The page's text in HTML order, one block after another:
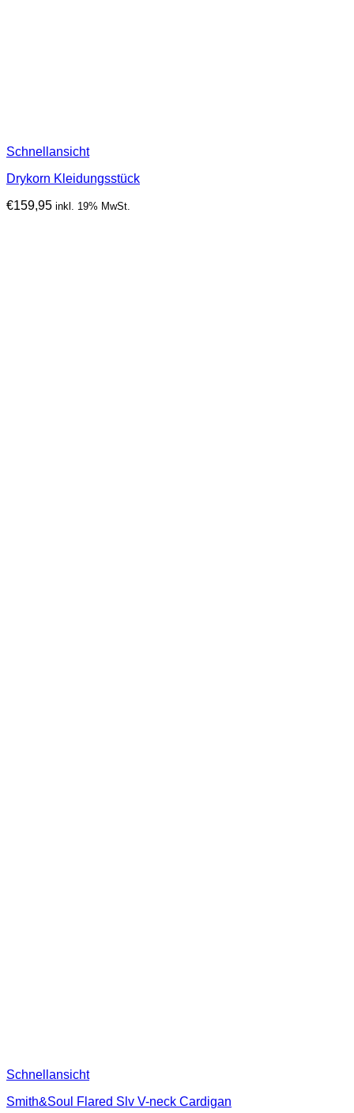
Schnellansicht
Drykorn Kleidungsstück
€159,95 inkl. 19% MwSt.
Schnellansicht
Smith&Soul Flared Slv V-neck Cardigan